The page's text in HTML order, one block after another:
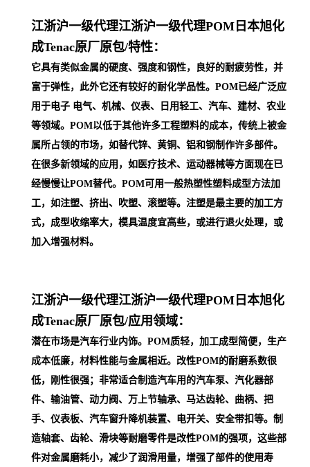
江浙沪一级代理江浙沪一级代理POM日本旭化
成Tenac原厂原包/特性：
它具有类似金属的硬度、强度和钢性，良好的耐疲劳性，并
富于弹性，此外它还有较好的耐化学品性。POM已经广泛应
用于电子 电气、机械、仪表、日用轻工、汽车、建材、农业
等领域。POM以低于其他许多工程塑料的成本，传统上被金
属所占领的市场，如替代锌、黄铜、铝和钢制作许多部件。
在很多新领域的应用，如医疗技术、运动器械等方面现在已
经慢慢让POM替代。POM可用一般热塑性塑料成型方法加
工，如注塑、挤出、吹塑、滚塑等。注塑是最主要的加工方
式，成型收缩率大，模具温度宜高些，或进行退火处理，或
加入增强材料。
江浙沪一级代理江浙沪一级代理POM日本旭化
成Tenac原厂原包/应用领域：
潜在市场是汽车行业内饰。POM质轻，加工成型简便，生产
成本低廉，材料性能与金属相近。改性POM的耐磨系数很
低，刚性很强；非常适合制造汽车用的汽车泵、汽化器部
件、输油管、动力阀、万上节轴承、马达齿轮、曲柄、把
手、仪表板、汽车窗升降机装置、电开关、安全带扣等。制
造轴套、齿轮、滑块等耐磨零件是改性POM的强项，这些部
件对金属磨耗小，减少了润滑用量，增强了部件的使用寿